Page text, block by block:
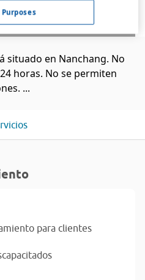
situado en Nanchang. No
horas. No se permiten
...
para clientes
Purposes